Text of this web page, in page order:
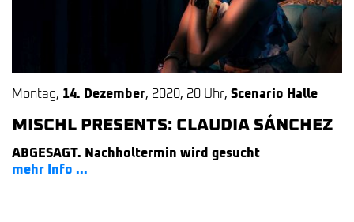
Montag, 14. Dezember, 2020, 20 Uhr, Scenario Halle
MISCHL PRESENTS: CLAUDIA SÁNCHEZ
ABGESAGT. Nachholtermin wird gesucht
mehr Info ...